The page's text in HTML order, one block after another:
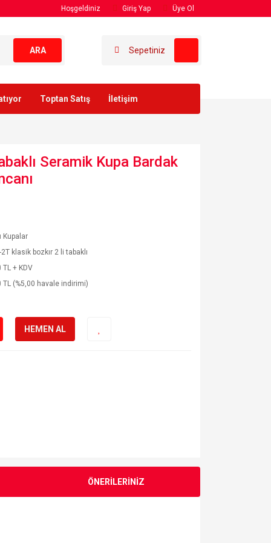
Hoşgeldiniz Giriş Yap Üye Ol
ARA Sepetiniz
Toptan Satış İletişim
Seramik Kupa Bardak
Kupalar
2T klasik bozkır 2 li tabaklı
TL + KDV
TL (%5,00 havale indirimi)
HEMEN AL
ÖNERİLERİNİZ